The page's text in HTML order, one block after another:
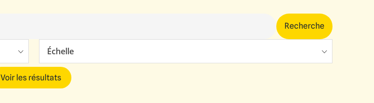
Recherche
Échelle
Voir les résultats